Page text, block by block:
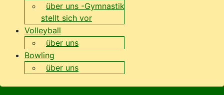
über uns -Gymnastik
stellt sich vor
Volleyball
über uns
Bowling
über uns